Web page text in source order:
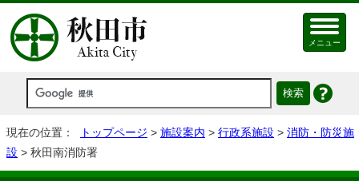
メニュー
現在の位置： トップページ > 施設案内 > 行政系施設 > 消防・防災施
設 > 秋田南消防署